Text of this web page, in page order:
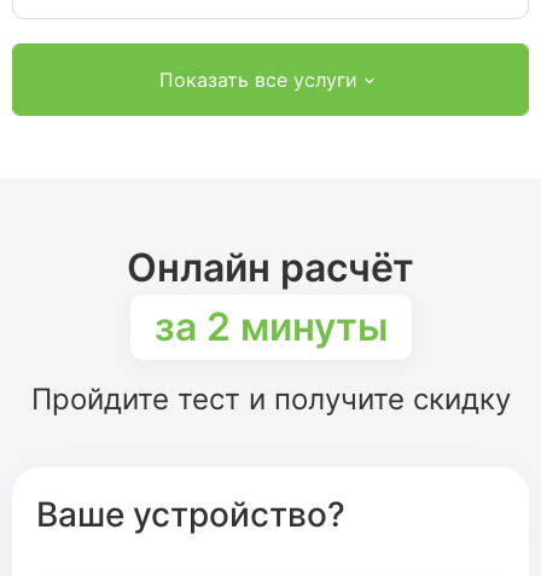
Показать все услуги
Онлайн расчёт
за 2 минуты
Пройдите тест и получите скидку
Ваше устройство?